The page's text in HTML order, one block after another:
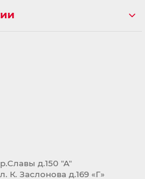
д.150 "А"
К. Заслонова д.169 «Г»